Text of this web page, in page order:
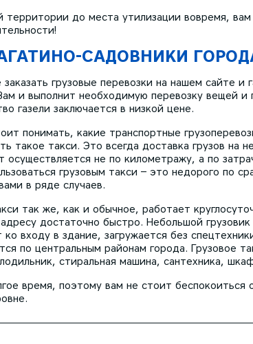
до места утилизации вовремя,
САДОВНИКИ
грузовые перевозки на нашем сайте и
и выполнит необходимую перевозку вещей и
газели заключается в низкой цене.
понимать, какие транспортные
такое такси. Это всегда доставка грузов на
осуществляется не по километражу, а по
грузовым такси – это недорого по
в ряде случаев.
так же, как и обычное, работает
достаточно быстро. Небольшой грузовик
ко входу в здание, загружается без
по центральным районам города. Грузовое
стиральная машина, сантехника,
время, поэтому вам не стоит беспокоиться